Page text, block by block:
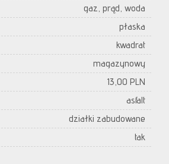
gaz, prąd, woda
płaska
kwadrat
magazynowy
13,00 PLN
asfalt
działki zabudowane
tak